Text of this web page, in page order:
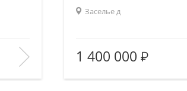
—
—/—
Заселье д
2
Количество комнат:
Этаж:
1 400 000